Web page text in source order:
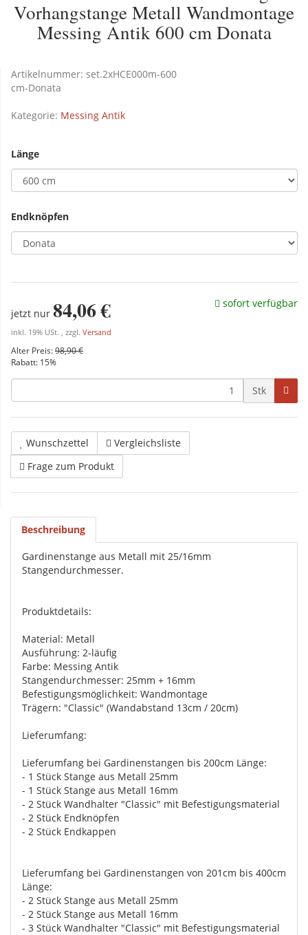
Vorhangstange Metall Wandmontage
Messing Antik 600 cm Donata
Artikelnummer: set.2xHCE000m-600
cm-Donata
Kategorie: Messing Antik
Länge
Endknöpfen
jetzt nur 84,06 €
inkl. 19% USt. , zzgl. Versand
Alter Preis:98,90 €
Rabatt: 15%
sofort verfügbar
Stk
Wunschzettel
Vergleichsliste
Frage zum Produkt
Beschreibung
Gardinenstange aus Metall mit 25/16mm
Stangendurchmesser.
Produktdetails:
Material: Metall
Ausführung: 2-läufig
Farbe: Messing Antik
Stangendurchmesser: 25mm + 16mm
Befestigungsmöglichkeit: Wandmontage
Trägern: "Classic" (Wandabstand 13cm / 20cm)
Lieferumfang:
Lieferumfang bei Gardinenstangen bis 200cm Länge:
- 1 Stück Stange aus Metall 25mm
- 1 Stück Stange aus Metall 16mm
- 2 Stück Wandhalter "Classic" mit Befestigungsmaterial
- 2 Stück Endknöpfen
- 2 Stück Endkappen
Lieferumfang bei Gardinenstangen von 201cm bis 400cm
Länge:
- 2 Stück Stange aus Metall 25mm
- 2 Stück Stange aus Metall 16mm
- 3 Stück Wandhalter "Classic" mit Befestigungsmaterial